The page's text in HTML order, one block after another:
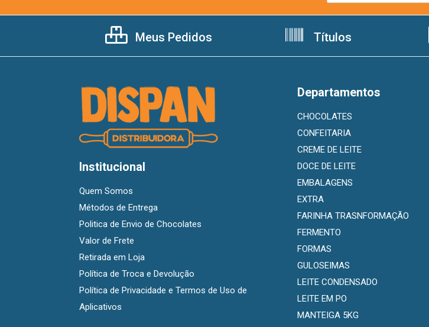
Meus Pedidos Títulos
Institucional
Quem Somos
Métodos de Entrega
Politica de Envio de Chocolates
Valor de Frete
Retirada em Loja
Política de Troca e Devolução
Política de Privacidade e Termos de Uso de
Aplicativos
Departamentos
CHOCOLATES
CONFEITARIA
CREME DE LEITE
DOCE DE LEITE
EMBALAGENS
EXTRA
FARINHA TRASNFORMAÇÃO
FERMENTO
FORMAS
GULOSEIMAS
LEITE CONDENSADO
LEITE EM PO
MANTEIGA 5KG